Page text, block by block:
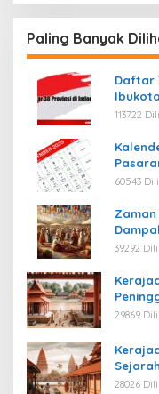
Paling Banyak
Daftar
113722
60543
39292
29869
28026